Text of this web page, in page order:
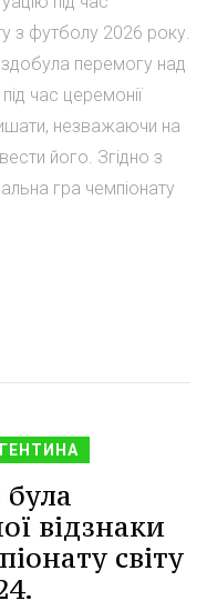
з футболу 2026 року.
здобула перемогу над
час церемонії
незважаючи на
його. Згідно з
гра чемпіонату
була
відзнаки
світу